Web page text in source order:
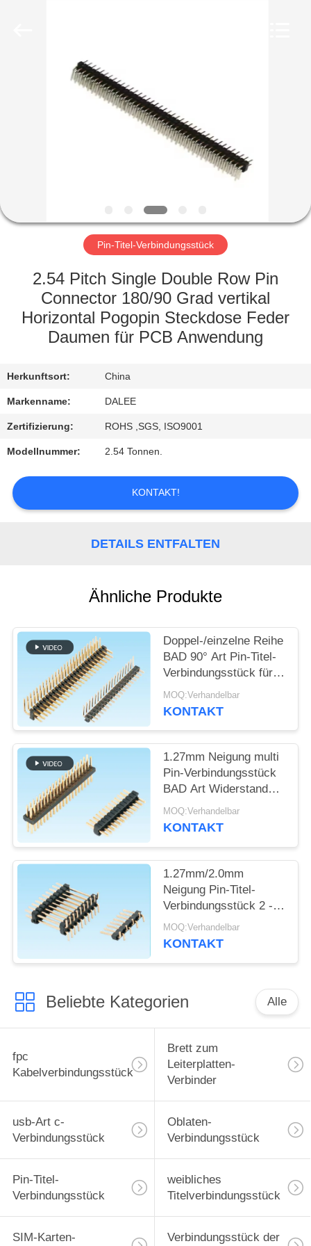
FABRIK-
AUSFLUG
QUALITÄTSKONTROLLE
TRETEN
MIT
UNS
IN
VERBINDUNG
FORDERN
SIE
SITEMAP
PRIVACY
POLICY
Pin-Titel-Verbindungsstück
2.54 Pitch Single Double Row Pin
Connector 180/90 Grad vertikal
Horizontal Pogopin Steckdose Feder
Daumen für PCB Anwendung
Herkunftsort: China
Markenname: DALEE
Zertifizierung: ROHS ,SGS, ISO9001
Modellnummer: 2.54 Tonnen.
KONTAKT!
DETAILS ENTFALTEN
Ähnliche Produkte
Doppel-/einzelne Reihe
BAD 90° Art Pin-Titel-
Verbindungsstück für
den Verbraucher
elektronisch
MOQ:Verhandelbar
KONTAKT
1.27mm Neigung multi
Pin-Verbindungsstück
BAD Art Widerstands-
Spannung 600V
AC/Min
MOQ:Verhandelbar
KONTAKT
1.27mm/2.0mm
Neigung Pin-Titel-
Verbindungsstück 2 -
Pin 50 gegenwärtige
Bewertung von 3,0
MOQ:Verhandelbar
KONTAKT
Beliebte Kategorien Alle
fpc
Kabelverbindungsstück
Brett zum
Leiterplatten-
Verbinder
usb-Art c-
Verbindungsstück
Oblaten-
Verbindungsstück
Pin-Titel-
Verbindungsstück
weibliches
Titelverbindungsstück
SIM-Karten- Verbindungsstück der